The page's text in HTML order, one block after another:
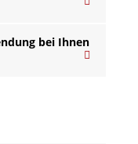
bei Ihnen